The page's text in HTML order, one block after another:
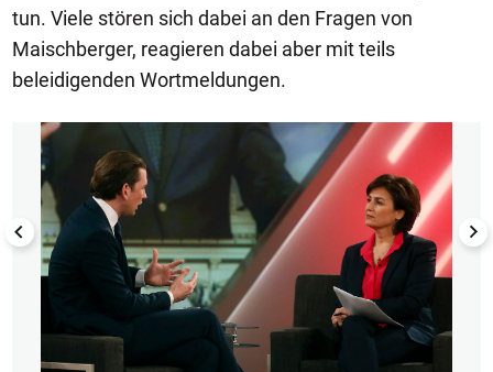
tun. Viele stören sich dabei an den Fragen von
Maischberger, reagieren dabei aber mit teils
beleidigenden Wortmeldungen.
1/5